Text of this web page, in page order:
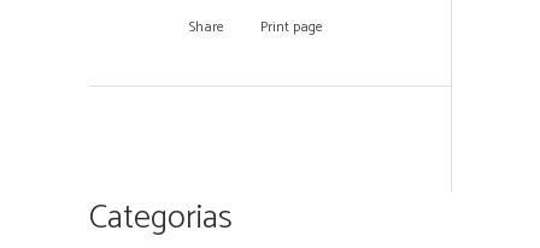
Share Print page
Categorias